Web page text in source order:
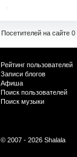
Посетителей на сайте 0
Рейтинг пользователей
Записи блогов
Афиша
Поиск пользователей
Поиск музыки
© 2007 - 2026 Shalala